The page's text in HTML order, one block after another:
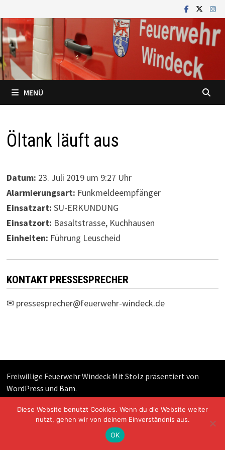
Inhalt
springen
MENÜ
Öltank läuft aus
Datum: 23. Juli 2019 um 9:27 Uhr
Alarmierungsart: Funkmeldeempfänger
Einsatzart: SU-ERKUNDUNG
Einsatzort: Basaltstrasse, Kuchhausen
Einheiten: Führung Leuscheid
KONTAKT PRESSESPRECHER
✉ pressesprecher@feuerwehr-windeck.de
Freiwillige Feuerwehr Windeck Mit Stolz präsentiert von
WordPress und Bam.
Diese Website benutzt Cookies. Wenn du die Website weiter
nutzt, gehen wir von deinem Einverständnis aus.
OK